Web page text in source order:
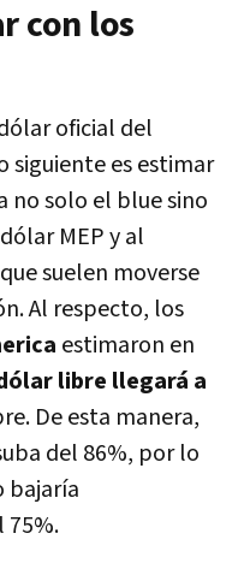
con los
oficial del
siguiente es estimar
no solo el blue sino
MEP y al
suelen moverse
Al respecto, los
estimaron en
libre llegará a
De esta manera,
del 86%, por lo
bajaría
75%.